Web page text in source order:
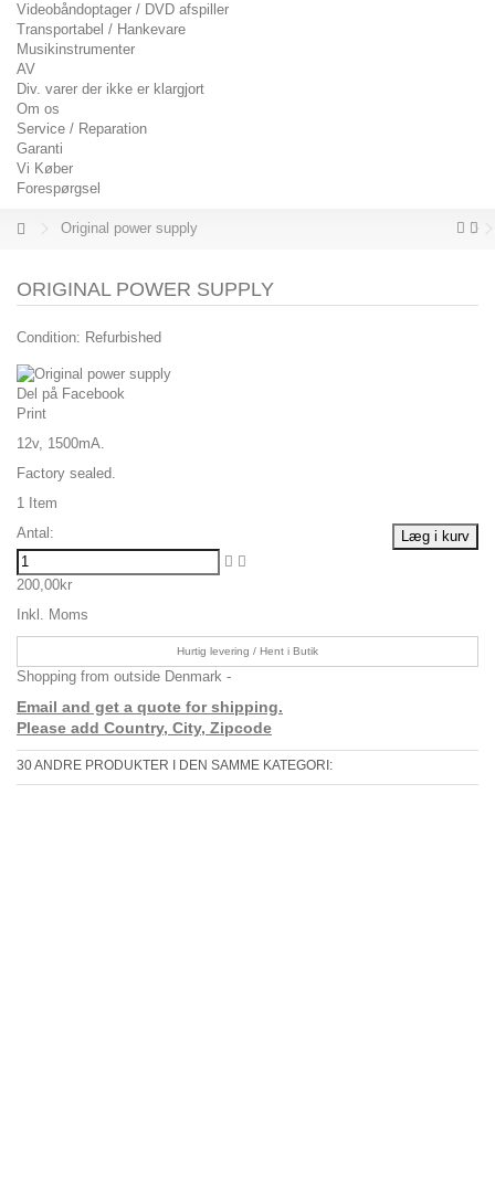
Videobåndoptager / DVD afspiller
Transportabel / Hankevare
Musikinstrumenter
AV
Div. varer der ikke er klargjort
Om os
Service / Reparation
Garanti
Vi Køber
Forespørgsel
Original power supply
ORIGINAL POWER SUPPLY
Condition: Refurbished
Del på Facebook
Print
12v, 1500mA.
Factory sealed.
1
Item
Læg i kurv
Antal:
200,00kr
Inkl. Moms
Hurtig levering / Hent i Butik
Shopping from outside Denmark -
Email and get a quote for shipping.
Please add Country, City, Zipcode
30 ANDRE PRODUKTER I DEN SAMME KATEGORI: